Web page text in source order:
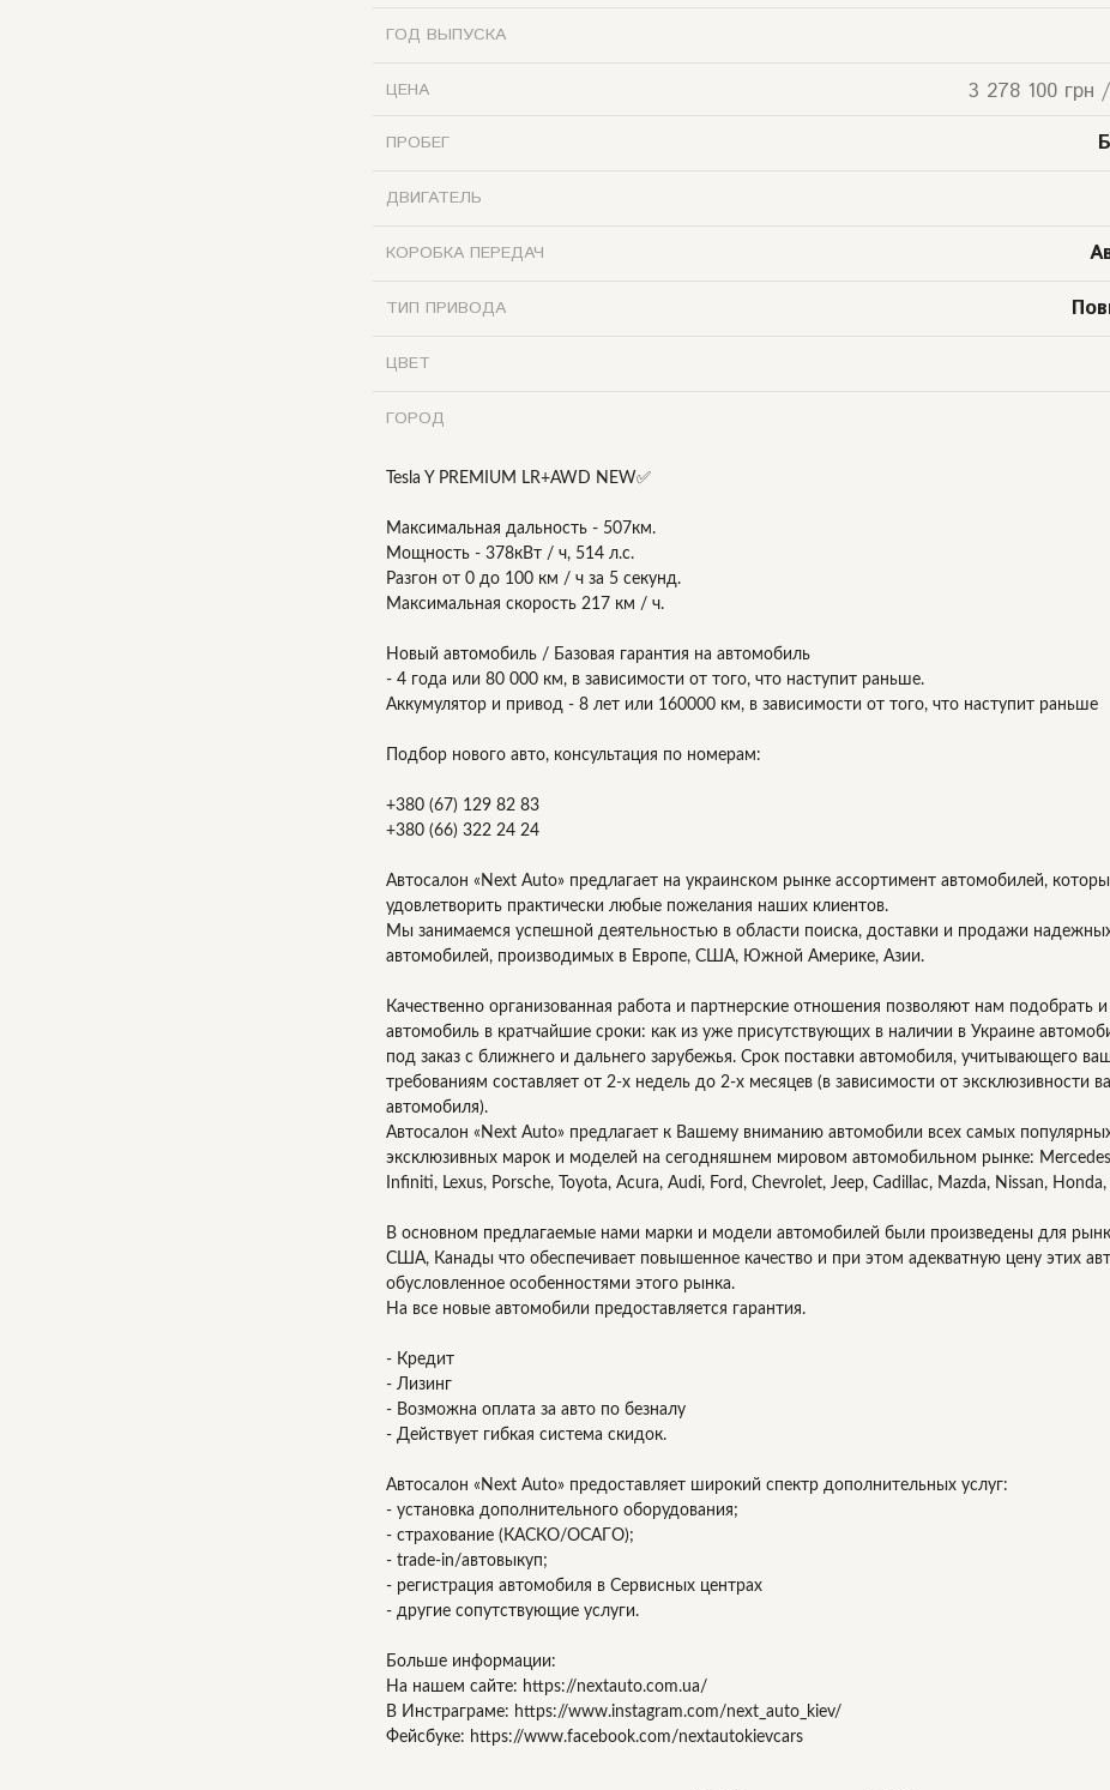
ГОД ВЫПУСКА
ЦЕНА 3 278 100 грн /
ПРОБЕГ
ДВИГАТЕЛЬ
КОРОБКА ПЕРЕДАЧ
ТИП ПРИВОДА
ЦВЕТ
ГОРОД
Tesla Y PREMIUM LR+AWD NEW✅
Максимальная дальность - 507км.
Мощность - 378кВт / ч, 514 л.с.
Разгон от 0 до 100 км / ч за 5 секунд.
Максимальная скорость 217 км / ч.
Новый автомобиль / Базовая гарантия на автомобиль
- 4 года или 80 000 км, в зависимости от того, что наступит раньше.
Аккумулятор и привод - 8 лет или 160000 км, в зависимости от того, что наступит раньше
Подбор нового авто, консультация по номерам:
+380 (67) 129 82 83
+380 (66) 322 24 24
Автосалон «Next Auto» предлагает на украинском рынке ассортимент автомобилей,
удовлетворить практически любые пожелания наших клиентов.
Мы занимаемся успешной деятельностью в области поиска, доставки и продажи
автомобилей, производимых в Европе, США, Южной Америке, Азии.
Качественно организованная работа и партнерские отношения позволяют нам подобрать
автомобиль в кратчайшие сроки: как из уже присутствующих в наличии в Украине
под заказ с ближнего и дальнего зарубежья. Срок поставки автомобиля, учитывающего
требованиям составляет от 2-х недель до 2-х месяцев (в зависимости от эксклюзивности
автомобиля).
Автосалон «Next Auto» предлагает к Вашему вниманию автомобили всех самых
эксклюзивных марок и моделей на сегодняшнем мировом автомобильном рынке:
Infiniti, Lexus, Porsche, Toyota, Acura, Audi, Ford, Chevrolet, Jeep, Cadillac, Mazda, Nissan, Honda,
В основном предлагаемые нами марки и модели автомобилей были произведены для
США, Канады что обеспечивает повышенное качество и при этом адекватную цену этих
обусловленное особенностями этого рынка.
На все новые автомобили предоставляется гарантия.
- Кредит
- Лизинг
- Возможна оплата за авто по безналу
- Действует гибкая система скидок.
Автосалон «Next Auto» предоставляет широкий спектр дополнительных услуг:
- установка дополнительного оборудования;
- страхование (КАСКО/ОСАГО);
- trade-in/автовыкуп;
- регистрация автомобиля в Сервисных центрах
- другие сопутствующие услуги.
Больше информации:
На нашем сайте: https://nextauto.com.ua/
В Инстраграме: https://www.instagram.com/next_auto_kiev/
Фейсбуке: https://www.facebook.com/nextautokievcars